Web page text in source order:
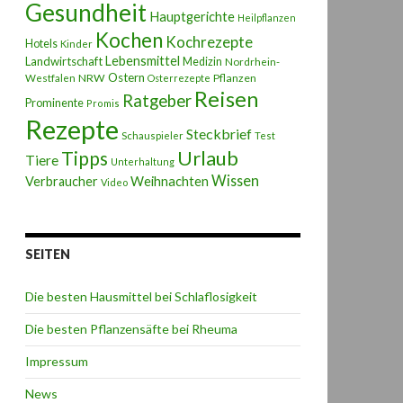
Gesundheit Hauptgerichte Heilpflanzen
Hotels Kinder Kochen Kochrezepte
LandwirtschaftLebensmittel Medizin Nordrhein-
Westfalen NRW Ostern Osterrezepte Pflanzen
Prominente Promis Ratgeber Reisen
Rezepte Schauspieler Steckbrief Test
Tiere Tipps Unterhaltung Urlaub
Verbraucher Video Weihnachten Wissen
SEITEN
Die besten Hausmittel bei Schlaflosigkeit
Die besten Pflanzensäfte bei Rheuma
Impressum
News